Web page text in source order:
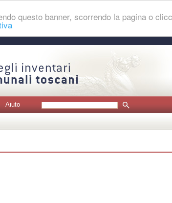
questo banner, scorrendo la pagina o
Aiuto